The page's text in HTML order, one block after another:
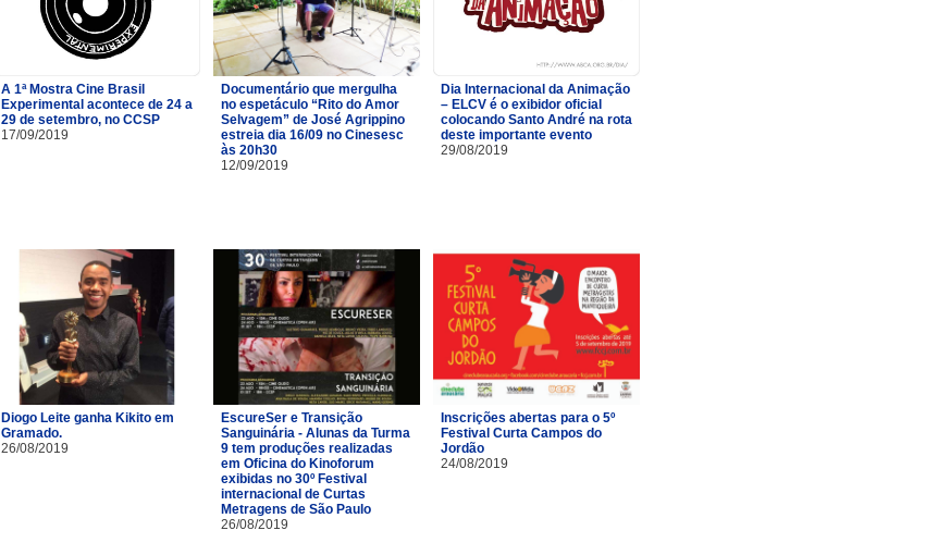
A 1ª Mostra Cine Brasil
Experimental acontece de 24 a
29 de setembro, no CCSP
17/09/2019
Documentário que mergulha
no espetáculo “Rito do Amor
Selvagem” de José Agrippino
estreia dia 16/09 no Cinesesc
às 20h30
12/09/2019
Dia Internacional da Animação
– ELCV é o exibidor oficial
colocando Santo André na rota
deste importante evento
29/08/2019
Diogo Leite ganha Kikito em
Gramado.
26/08/2019
EscureSer e Transição
Sanguinária - Alunas da Turma
9 tem produções realizadas
em Oficina do Kinoforum
exibidas no 30º Festival
internacional de Curtas
Metragens de São Paulo
26/08/2019
Inscrições abertas para o 5º
Festival Curta Campos do
Jordão
24/08/2019